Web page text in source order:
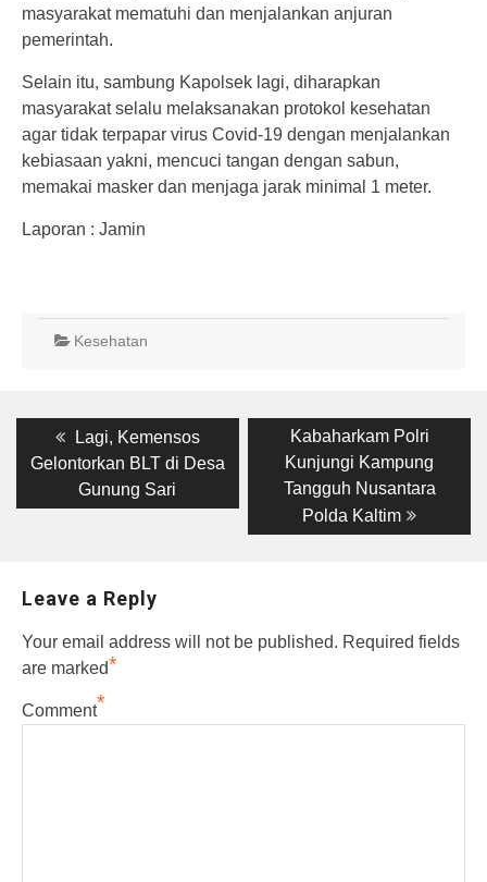
masyarakat mematuhi dan menjalankan anjuran
pemerintah.
Selain itu, sambung Kapolsek lagi, diharapkan
masyarakat selalu melaksanakan protokol kesehatan
agar tidak terpapar virus Covid-19 dengan menjalankan
kebiasaan yakni, mencuci tangan dengan sabun,
memakai masker dan menjaga jarak minimal 1 meter.
Laporan : Jamin
Kesehatan
Post
navigation
Previous
post:
Lagi, Kemensos
Gelontorkan BLT di Desa
Gunung Sari
Next
post:
Kabaharkam Polri
Kunjungi Kampung
Tangguh Nusantara
Polda Kaltim
Leave a Reply
Your email address will not be published. Required fields
are marked*
Comment*